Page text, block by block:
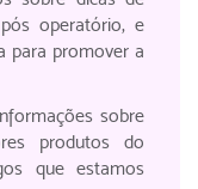
operatório, e
para promover a
sobre
produtos do
que estamos